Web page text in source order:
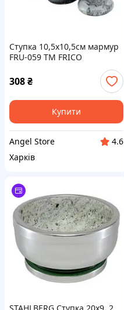
Ступка 10,5х10,5см мармур
FRU-059 ТМ FRICO
308₴
Купити
Angel Store
4.6
Харків